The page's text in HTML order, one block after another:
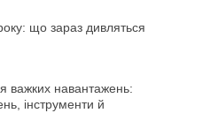
що зараз дивляться
важких навантажень:
інструменти й